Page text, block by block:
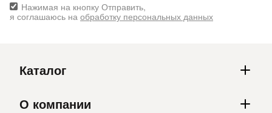
Нажимая на кнопку Отправить,
я соглашаюсь на обработку персональных данных
Каталог
О компании